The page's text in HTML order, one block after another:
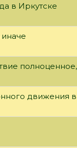
в Иркутске
движения в